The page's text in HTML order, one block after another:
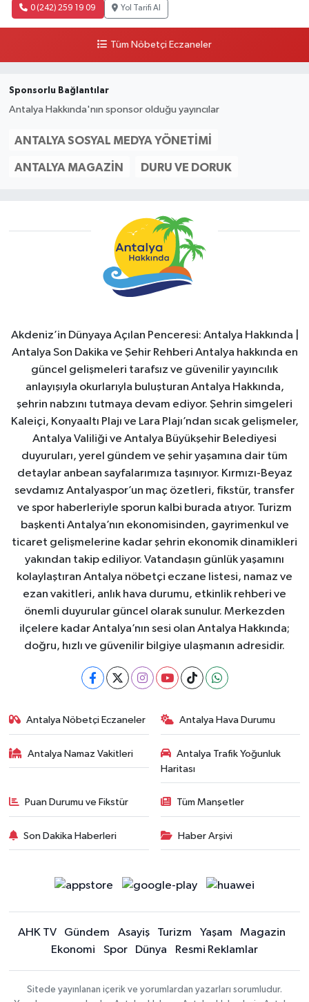
0 (242) 259 19 09 Yol Tarifi Al
Tüm Nöbetçi Eczaneler
Sponsorlu Bağlantılar
Antalya Hakkında'nın sponsor olduğu yayıncılar
ANTALYA SOSYAL MEDYA YÖNETIMI
ANTALYA MAGAZIN DURU VE DORUK
Akdeniz’in Dünyaya Açılan Penceresi: Antalya Hakkında |
Antalya Son Dakika ve Şehir Rehberi Antalya hakkında en
güncel gelişmeleri tarafsız ve güvenilir yayıncılık
anlayışıyla okurlarıyla buluşturan Antalya Hakkında,
şehrin nabzını tutmaya devam ediyor. Şehrin simgeleri
Kaleiçi, Konyaaltı Plajı ve Lara Plajı’ndan sıcak gelişmeler,
Antalya Valiliği ve Antalya Büyükşehir Belediyesi
duyuruları, yerel gündem ve şehir yaşamına dair tüm
detaylar anbean sayfalarımıza taşınıyor. Kırmızı-Beyaz
sevdamız Antalyaspor’un maç özetleri, fikstür, transfer
ve spor haberleriyle sporun kalbi burada atıyor. Turizm
başkenti Antalya’nın ekonomisinden, gayrimenkul ve
ticaret gelişmelerine kadar şehrin ekonomik dinamikleri
yakından takip ediliyor. Vatandaşın günlük yaşamını
kolaylaştıran Antalya nöbetçi eczane listesi, namaz ve
ezan vakitleri, anlık hava durumu, etkinlik rehberi ve
önemli duyurular güncel olarak sunulur. Merkezden
ilçelere kadar Antalya’nın sesi olan Antalya Hakkında;
doğru, hızlı ve güvenilir bilgiye ulaşmanın adresidir.
Antalya Nöbetçi Eczaneler Antalya Hava Durumu
Antalya Namaz Vakitleri
Antalya Trafik Yoğunluk
Haritası
Puan Durumu ve Fikstür Tüm Manşetler
Son Dakika Haberleri Haber Arşivi
AHK TV Gündem Asayiş Turizm Yaşam
Magazin
Ekonomi
Spor Dünya Resmi Reklamlar
Sitede yayınlanan içerik ve yorumlardan yazarları sorumludur.